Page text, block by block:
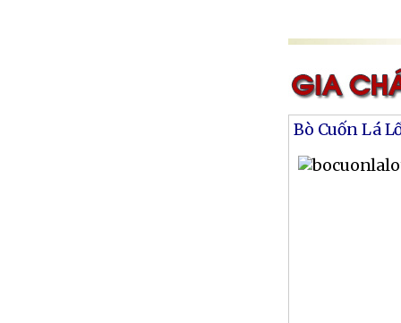
Bò Cuốn Lá